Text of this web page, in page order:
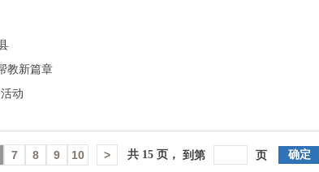
教新篇章
动
7 8 9 10 > 共 15 页， 到第 页 确定